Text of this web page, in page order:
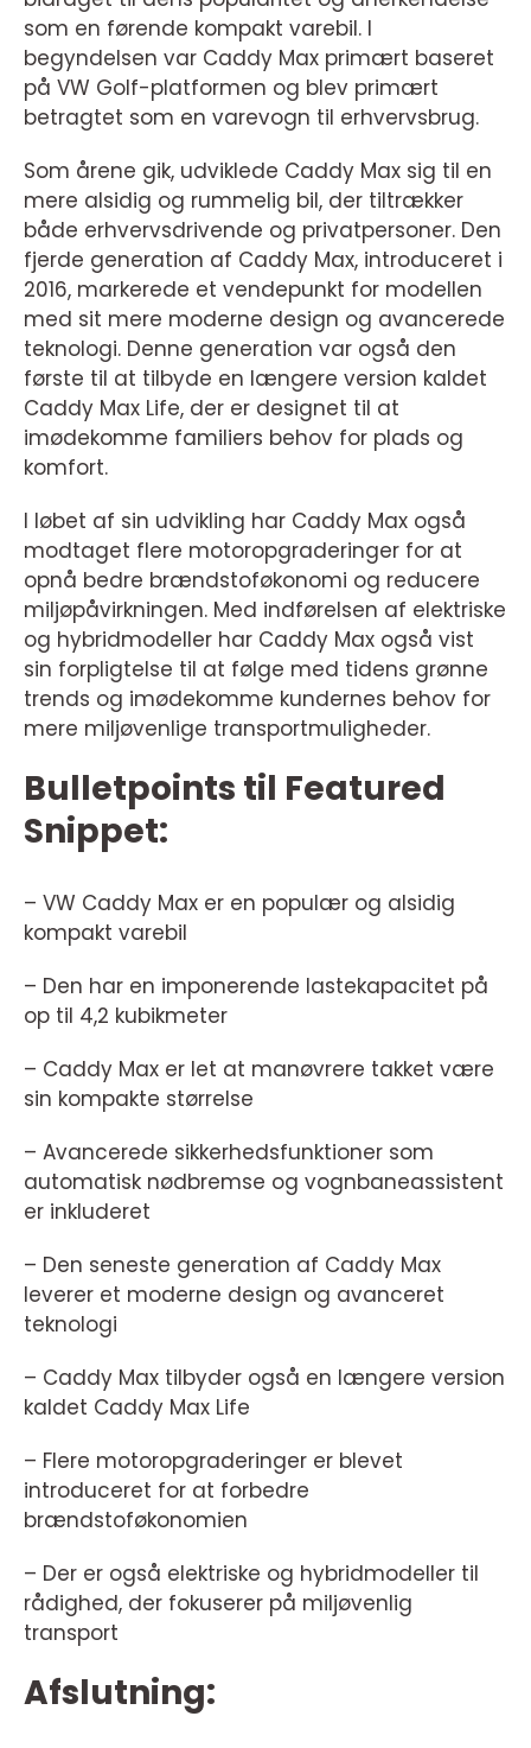
som en førende kompakt varebil. I
begyndelsen var Caddy Max primært baseret
på VW Golf-platformen og blev primært
betragtet som en varevogn til erhvervsbrug.
Som årene gik, udviklede Caddy Max sig til en
mere alsidig og rummelig bil, der tiltrækker
både erhvervsdrivende og privatpersoner. Den
fjerde generation af Caddy Max, introduceret i
2016, markerede et vendepunkt for modellen
med sit mere moderne design og avancerede
teknologi. Denne generation var også den
første til at tilbyde en længere version kaldet
Caddy Max Life, der er designet til at
imødekomme familiers behov for plads og
komfort.
I løbet af sin udvikling har Caddy Max også
modtaget flere motoropgraderinger for at
opnå bedre brændstoføkonomi og reducere
miljøpåvirkningen. Med indførelsen af elektriske
og hybridmodeller har Caddy Max også vist
sin forpligtelse til at følge med tidens grønne
trends og imødekomme kundernes behov for
mere miljøvenlige transportmuligheder.
Bulletpoints til Featured
Snippet:
– VW Caddy Max er en populær og alsidig
kompakt varebil
– Den har en imponerende lastekapacitet på
op til 4,2 kubikmeter
– Caddy Max er let at manøvrere takket være
sin kompakte størrelse
– Avancerede sikkerhedsfunktioner som
automatisk nødbremse og vognbaneassistent
er inkluderet
– Den seneste generation af Caddy Max
leverer et moderne design og avanceret
teknologi
– Caddy Max tilbyder også en længere version
kaldet Caddy Max Life
– Flere motoropgraderinger er blevet
introduceret for at forbedre
brændstoføkonomien
– Der er også elektriske og hybridmodeller til
rådighed, der fokuserer på miljøvenlig
transport
Afslutning: